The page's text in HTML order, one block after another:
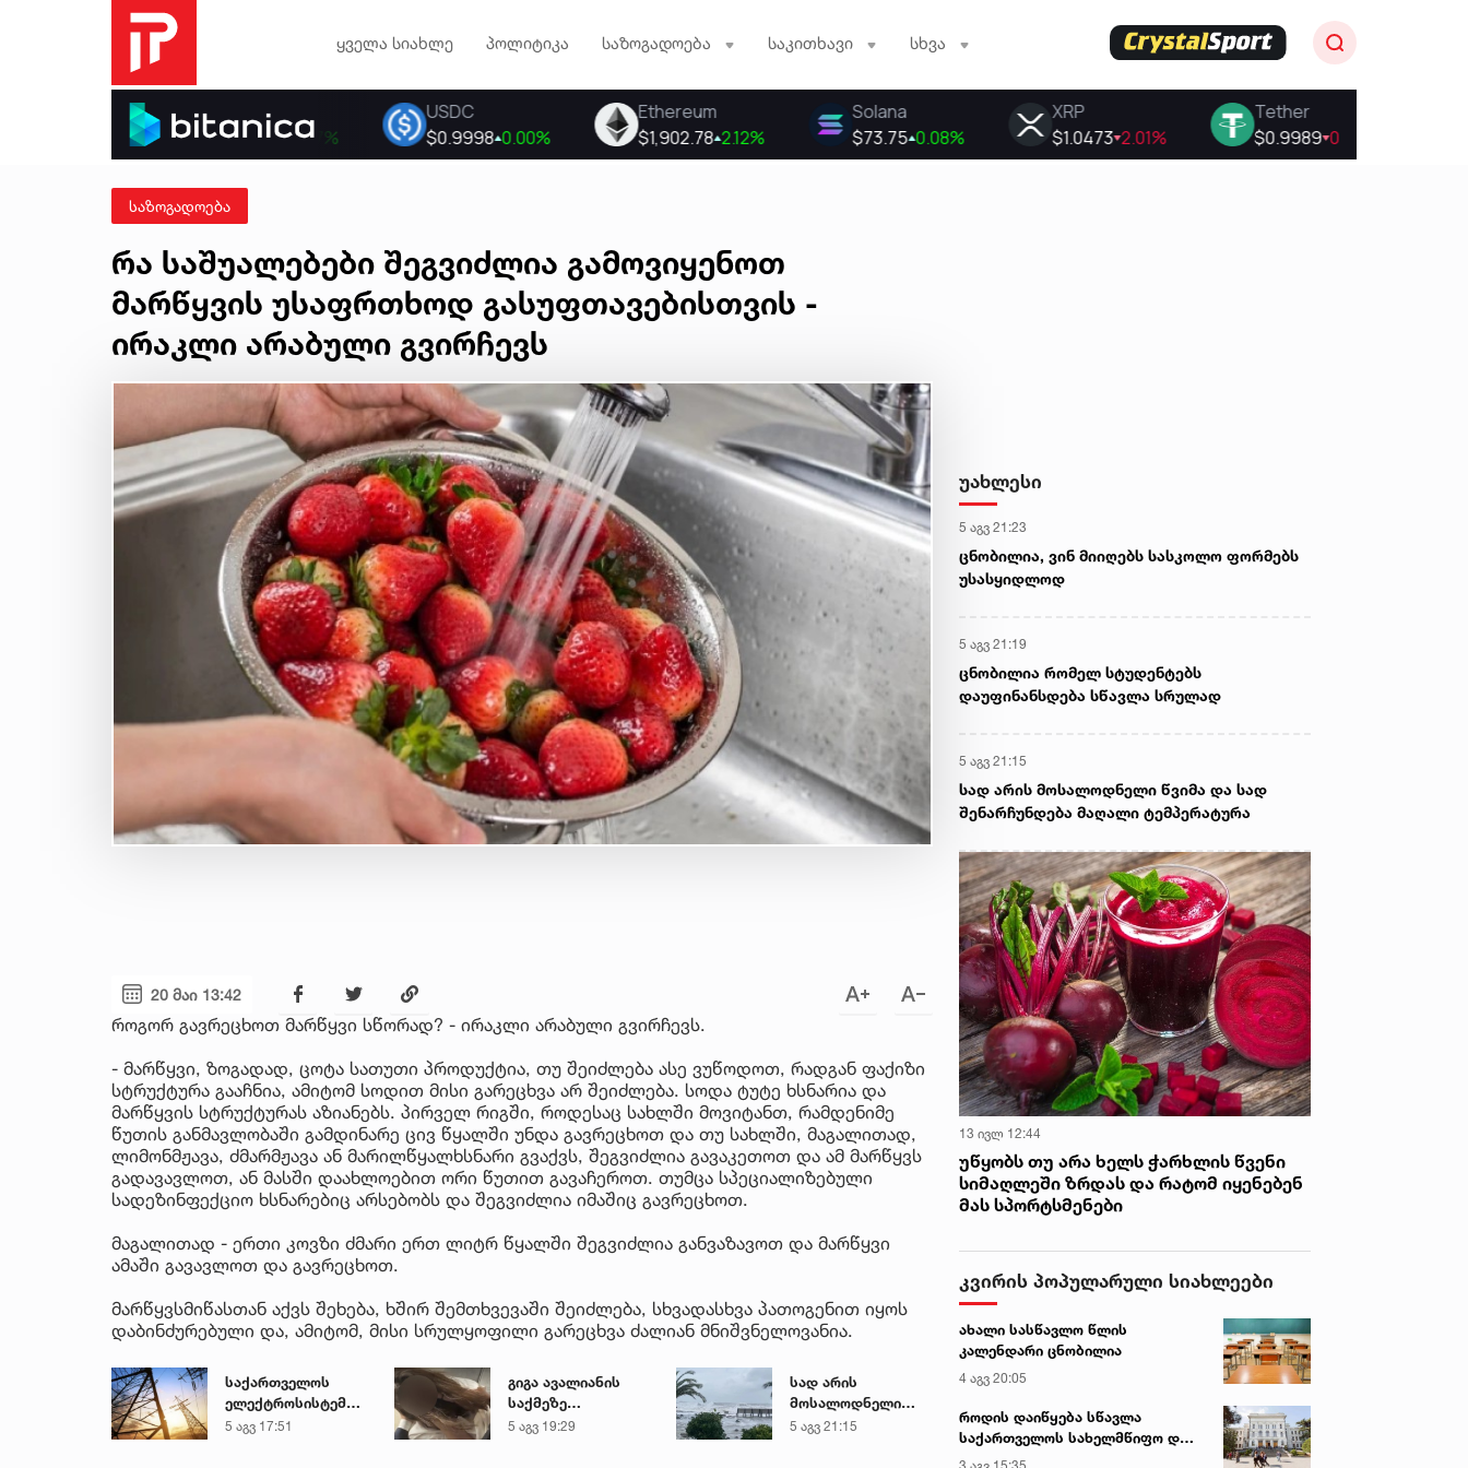
ყველა სიახლე პოლიტიკა საზოგადოება საკითხავი სხვა
საზოგადოება
რა საშუალებები შეგვიძლია გამოვიყენოთ
მარწყვის უსაფრთხოდ გასუფთავებისთვის -
ირაკლი არაბული გვირჩევს
20 მაი 13:42
როგორ გავრეცხოთ მარწყვი სწორად? - ირაკლი არაბული გვირჩევს.
- მარწყვი, ზოგადად, ცოტა სათუთი პროდუქტია, თუ შეიძლება ასე ვუწოდოთ, რადგან ფაქიზი
სტრუქტურა გააჩნია, ამიტომ სოდით მისი გარეცხვა არ შეიძლება. სოდა ტუტე ხსნარია და
მარწყვის სტრუქტურას აზიანებს. პირველ რიგში, როდესაც სახლში მოვიტანთ, რამდენიმე
წუთის განმავლობაში გამდინარე ცივ წყალში უნდა გავრეცხოთ და თუ სახლში, მაგალითად,
ლიმონმჟავა, ძმარმჟავა ან მარილწყალხსნარი გვაქვს, შეგვიძლია გავაკეთოთ და ამ მარწყვს
გადავავლოთ, ან მასში დაახლოებით ორი წუთით გავაჩეროთ. თუმცა სპეციალიზებული
სადეზინფექციო ხსნარებიც არსებობს და შეგვიძლია იმაშიც გავრეცხოთ.
მაგალითად - ერთი კოვზი ძმარი ერთ ლიტრ წყალში შეგვიძლია განვაზავოთ და მარწყვი
ამაში გავავლოთ და გავრეცხოთ.
მარწყვსმიწასთან აქვს შეხება, ხშირ შემთხვევაში შეიძლება, სხვადასხვა პათოგენით იყოს
დაბინძურებული და, ამიტომ, მისი სრულყოფილი გარეცხვა ძალიან მნიშვნელოვანია.
საქართველოს
ელექტროსისტემა
სპეციალურ
5 აგვ 17:51
გიგა ავალიანის
საქმეზე
დაკავებული ნია
5 აგვ 19:29
სად არის
მოსალოდნელი
წვიმა და სად
5 აგვ 21:15
უახლესი
5 აგვ 21:23
ცნობილია, ვინ მიიღებს სასკოლო ფორმებს
უსასყიდლოდ
5 აგვ 21:19
ცნობილია რომელ სტუდენტებს
დაუფინანსდება სწავლა სრულად
5 აგვ 21:15
სად არის მოსალოდნელი წვიმა და სად
შენარჩუნდება მაღალი ტემპერატურა
13 ივლ 12:44
უწყობს თუ არა ხელს ჭარხლის წვენი
სიმაღლეში ზრდას და რატომ იყენებენ
მას სპორტსმენები
კვირის პოპულარული სიახლეები
ახალი სასწავლო წლის
კალენდარი ცნობილია
4 აგვ 20:05
როდის დაიწყება სწავლა
საქართველოს სახელმწიფო და
კერძო უნივერსიტეტებში